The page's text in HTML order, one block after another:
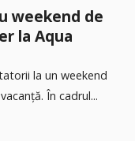
weekend de
la Aqua
la un weekend
În cadrul...